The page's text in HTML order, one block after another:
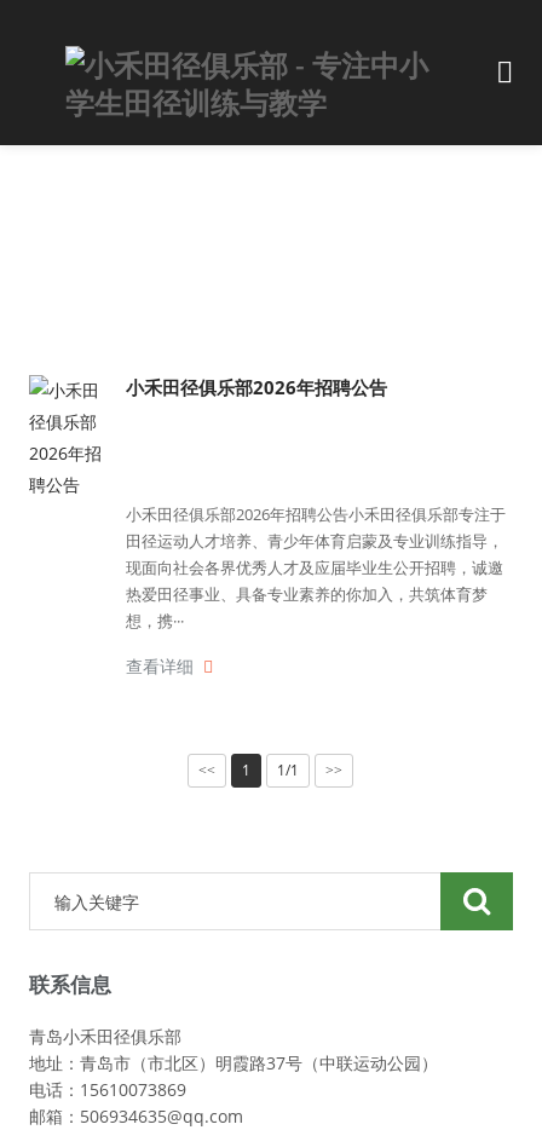
小禾田径俱乐部2026年招聘公告
小禾田径俱乐部2026年招聘公告小禾田径俱乐部专注于
田径运动人才培养、青少年体育启蒙及专业训练指导，
现面向社会各界优秀人才及应届毕业生公开招聘，诚邀
热爱田径事业、具备专业素养的你加入，共筑体育梦
想，携···
查看详细
<< 1 1/1 >>
联系信息
青岛小禾田径俱乐部
地址：青岛市（市北区）明霞路37号（中联运动公园）
电话：15610073869
邮箱：506934635@qq.com